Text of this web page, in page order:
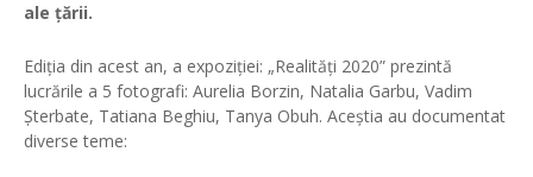
ale țării.
Ediția din acest an, a expoziției: „Realități 2020” prezintă
lucrările a 5 fotografi: Aurelia Borzin, Natalia Garbu, Vadim
Șterbate, Tatiana Beghiu, Tanya Obuh. Aceștia au documentat
diverse teme: